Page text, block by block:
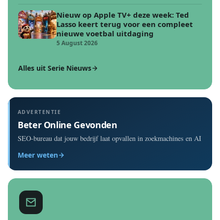
Nieuw op Apple TV+ deze week: Ted
Lasso keert terug voor een compleet
nieuwe voetbal uitdaging
5 August 2026
Alles uit Serie Nieuws
ADVERTENTIE
Beter Online Gevonden
SEO-bureau dat jouw bedrijf laat opvallen in zoekmachines en AI
Meer weten